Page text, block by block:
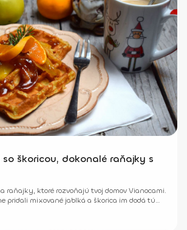
škoricou, dokonalé raňajky s
raňajky, ktoré rozvoňajú tvoj domov Vianocami.
pridali mixované jablká a škorica im dodá tú